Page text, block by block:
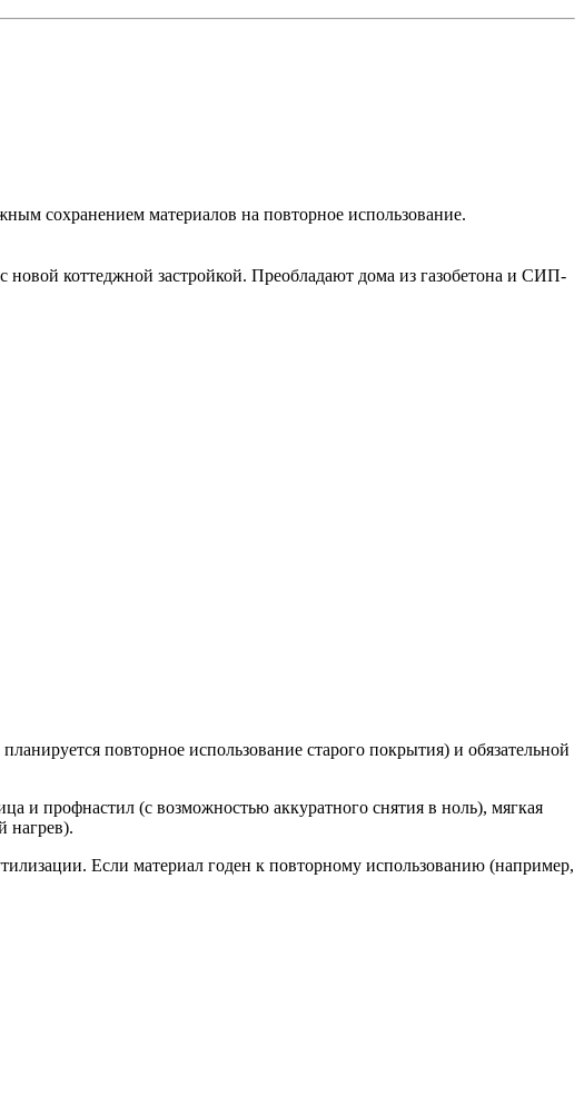
сохранением материалов на повторное использование.
коттеджной застройкой. Преобладают дома из газобетона и СИП-
повторное использование старого покрытия) и обязательной
и профнастил (с возможностью аккуратного снятия в ноль), мягкая
нагрев).
Если материал годен к повторному использованию (например,